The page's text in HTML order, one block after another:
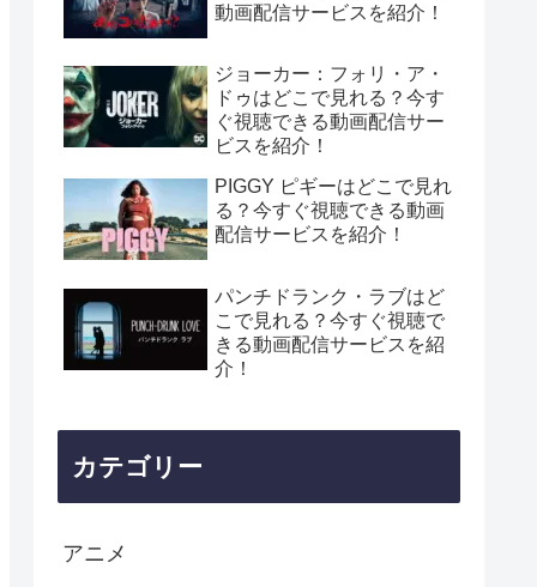
動画配信サービスを紹介！
ジョーカー：フォリ・ア・
ドゥはどこで見れる？今す
ぐ視聴できる動画配信サー
ビスを紹介！
PIGGY ピギーはどこで見れ
る？今すぐ視聴できる動画
配信サービスを紹介！
パンチドランク・ラブはど
こで見れる？今すぐ視聴で
きる動画配信サービスを紹
介！
カテゴリー
アニメ